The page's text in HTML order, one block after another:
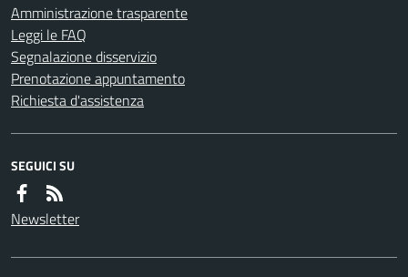
Amministrazione trasparente
Leggi le FAQ
Segnalazione disservizio
Prenotazione appuntamento
Richiesta d'assistenza
SEGUICI SU
Newsletter